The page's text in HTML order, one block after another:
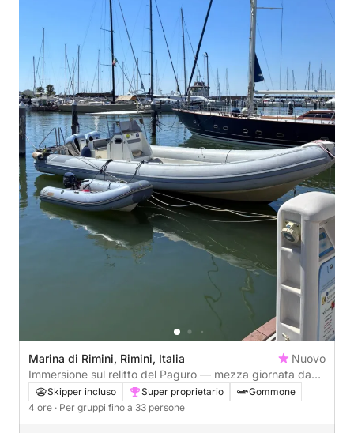
Marina di Rimini, Rimini, Italia
Nuovo
Immersione sul relitto del Paguro — mezza giornata da
RiminiSkipper incluso Super proprietario
Gommone
4 ore · Per gruppi fino a 33 persone